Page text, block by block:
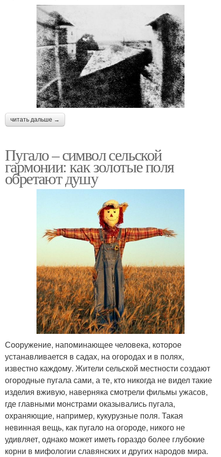
читать дальше →
Пугало – символ сельской
гармонии: как золотые поля
обретают душу
Сооружение, напоминающее человека, которое
устанавливается в садах, на огородах и в полях,
известно каждому. Жители сельской местности создают
огородные пугала сами, а те, кто никогда не видел такие
изделия вживую, наверняка смотрели фильмы ужасов,
где главными монстрами оказывались пугала,
охраняющие, например, кукурузные поля. Такая
невинная вещь, как пугало на огороде, никого не
удивляет, однако может иметь гораздо более глубокие
корни в мифологии славянских и других народов мира.